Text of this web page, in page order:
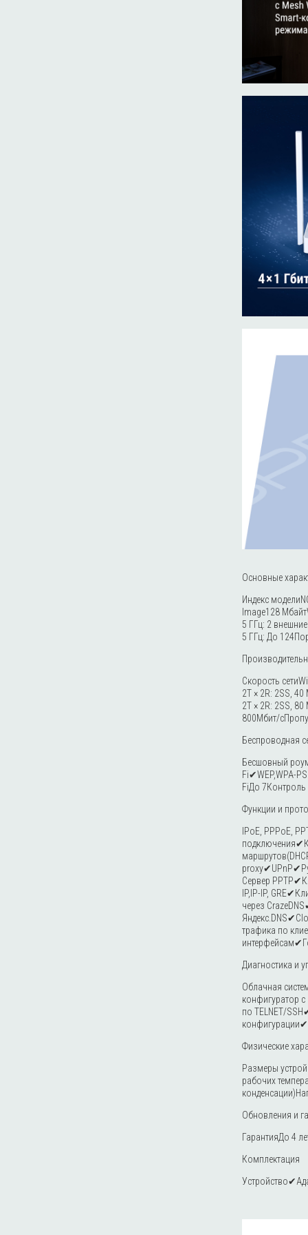
Основные
Индекс
Image128
5 ГГц: 2
5 ГГц: До
Скорость
2T × 2R: 2SS,
2T × 2R: 2SS,
800Мбит/
Беспроводная
Бесшовный
Fi✔WEP,WPA-
FiДо
Функции и
IPoE, PPPoE,
Сервер
IP,IP-IP,
через
трафика по
Диагностика и
Облачная
конфигуратор
по TELNET/
Физические
Размеры
рабочих
Обновления и
ГарантияДо 4
Комплектация